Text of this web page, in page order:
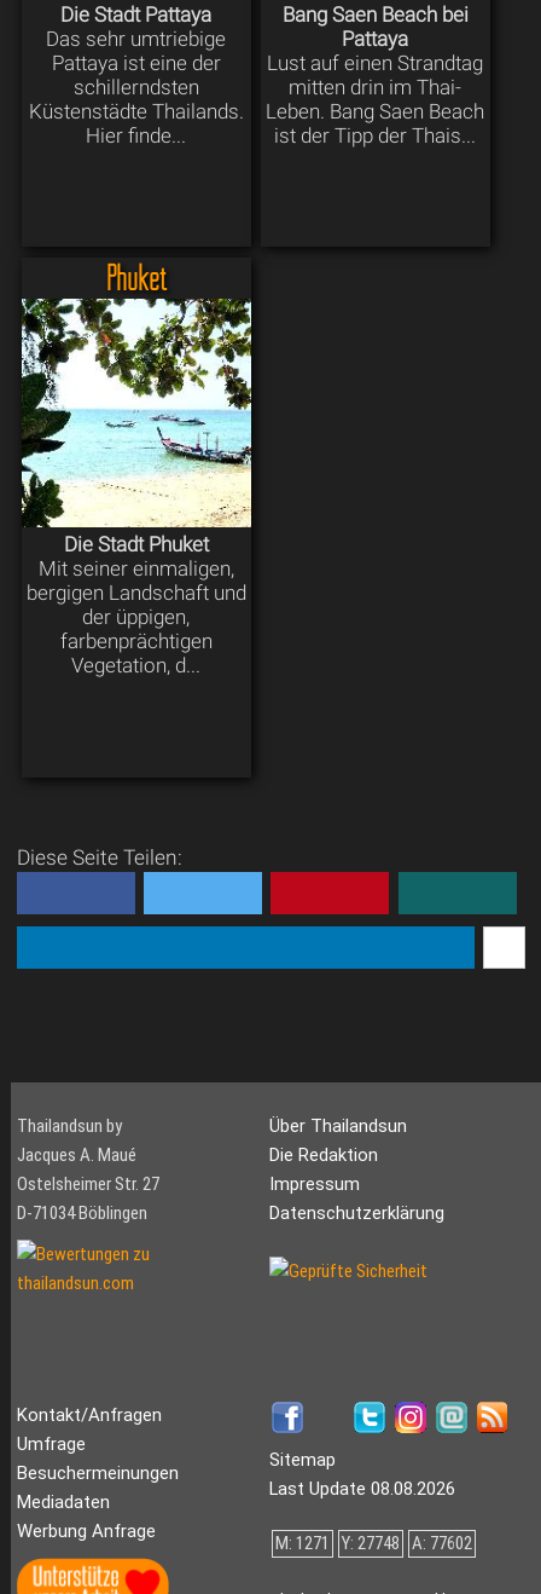
Die Stadt Pattaya
Das sehr umtriebige
Pattaya ist eine der
schillerndsten
Küstenstädte Thailands.
Hier finde...
Bang Saen Beach bei
Pattaya
Lust auf einen Strandtag
mitten drin im Thai-
Leben. Bang Saen Beach
ist der Tipp der Thais...
Phuket
Die Stadt Phuket
Mit seiner einmaligen,
bergigen Landschaft und
der üppigen,
farbenprächtigen
Vegetation, d...
Diese Seite Teilen:
Thailandsun by
Jacques A. Maué
Ostelsheimer Str. 27
D-71034 Böblingen
Über Thailandsun
Die Redaktion
Impressum
Datenschutzerklärung
Kontakt/Anfragen
Umfrage
Besuchermeinungen
Mediadaten
Werbung Anfrage
Sitemap
Last Update 08.08.2026
M: 1271 Y: 27748 A: 77602